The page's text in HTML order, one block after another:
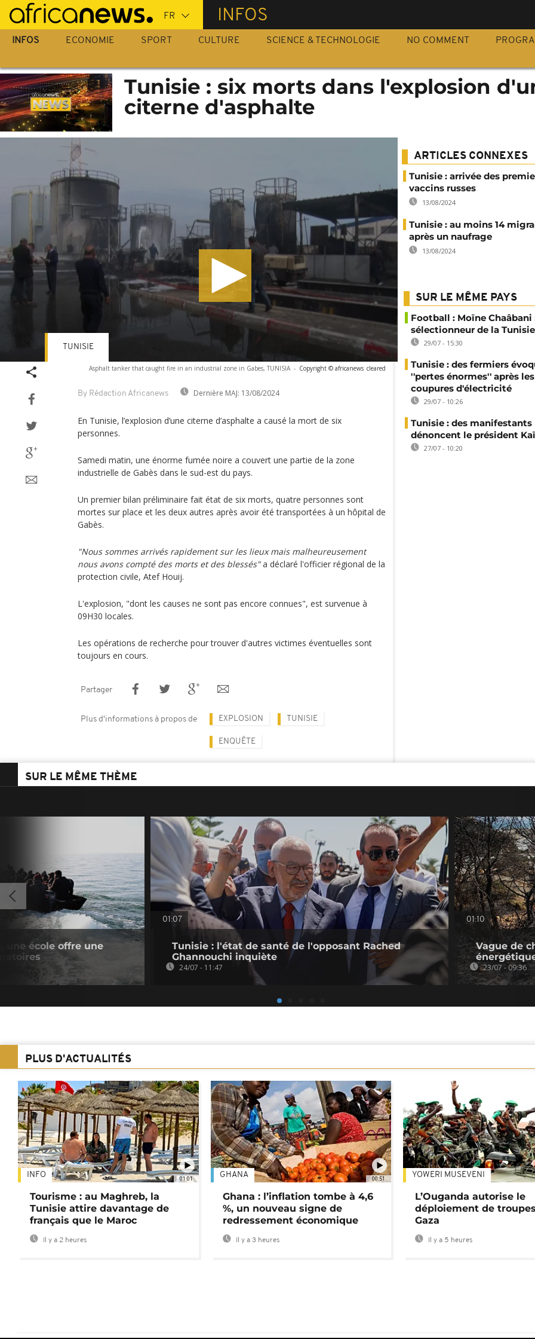
Passer
au
contenu
INFOS
INFOS ECONOMIE SPORT CULTURE SCIENCE & TECHNOLOGIE NO COMMENT
Tunisie : six morts dans l'explosion
citerne d'asphalte
Asphalt tanker that caught fire in an industrial zone in Gabes, TUNISIA - Copyright © africanews cleared
By Rédaction Africanews Dernière MAJ: 13/08/2024
TUNISIE
En Tunisie, l’explosion d’une citerne d’asphalte a causé la mort de six
personnes.
Samedi matin, une énorme fumée noire a couvert une partie de la zone
industrielle de Gabès dans le sud-est du pays.
Un premier bilan préliminaire fait état de six morts, quatre personnes sont
mortes sur place et les deux autres après avoir été transportées à un hôpital de
Gabès.
"Nous sommes arrivés rapidement sur les lieux mais malheureusement
nous avons compté des morts et des blessés"a déclaré l'officier régional de la
protection civile, Atef Houij.
L'explosion, "dont les causes ne sont pas encore connues", est survenue à
09H30 locales.
Les opérations de recherche pour trouver d'autres victimes éventuelles sont
toujours en cours.
Partager
Plus d'informations à propos de EXPLOSION TUNISIE
ENQUÊTE
ARTICLES CONNEXES
Tunisie : arrivée des
vaccins russes
13/08/2024
Tunisie : au moins 14
après un naufrage
13/08/2024
SUR LE MÊME PAYS
Football : Moïne
sélectionneur de la Tunisie
29/07 - 15:30
Tunisie : des fermiers
''pertes énormes'' après les
coupures d'électricité
29/07 - 10:26
Tunisie : des manifestants
dénoncent le président
27/07 - 10:20
SUR LE MÊME THÈME
une école offre une
01:07
Tunisie : l'état de santé de l'opposant Rached
Ghannouchi inquiète
24/07 - 11:47
01:10
Vague de
23/07 - 09:36
PLUS D'ACTUALITÉS
01:01
INFO
Tourisme : au Maghreb, la
Tunisie attire davantage de
français que le Maroc
Il y a 2 heures
00:51
GHANA
Ghana : l’inflation tombe à 4,6
%, un nouveau signe de
redressement économique
Il y a 3 heures
YOWERI MUSEVENI
L’Ouganda autorise le
déploiement de
Gaza
Il y a 5 heures